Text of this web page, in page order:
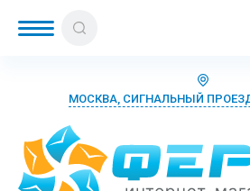
МОСКВА, СИГНАЛЬНЫЙ